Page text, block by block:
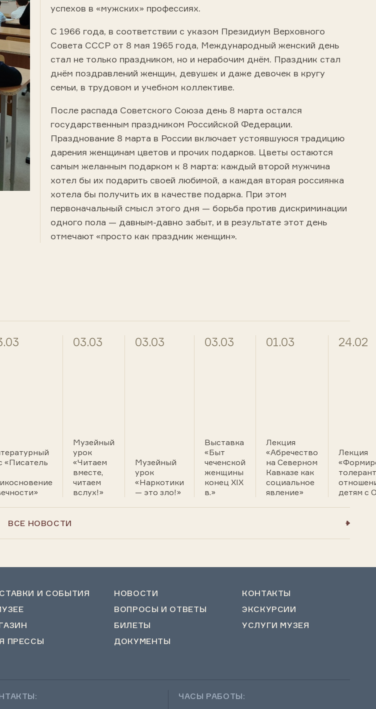
успехов в «мужских» профессиях.
С 1966 года, в соответствии с указом Президиум Верховного
Совета СССР от 8 мая 1965 года, Международный женский день
стал не только праздником, но и нерабочим днём. Праздник стал
днём поздравлений женщин, девушек и даже девочек в кругу
семьи, в трудовом и учебном коллективе.
После распада Советского Союза день 8 марта остался
государственным праздником Российской Федерации.
Празднование 8 марта в России включает устоявшуюся традицию
дарения женщинам цветов и прочих подарков. Цветы остаются
самым желанным подарком к 8 марта: каждый второй мужчина
хотел бы их подарить своей любимой, а каждая вторая россиянка
хотела бы получить их в качестве подарка. При этом
первоначальный смысл этого дня — борьба против дискриминации
одного пола — давным-давно забыт, и в результате этот день
отмечают «просто как праздник женщин».
«Писатель
03.03
Музейный
урок
«Читаем
вместе,
читаем
вслух!»
03.03
Музейный
урок
«Наркотики
— это зло!»
03.03
Выставка
«Быт
чеченской
женщины
конец XIX
в.»
01.03
Лекция
«Абречество
на Северном
Кавказе как
социальное
явление»
24.02
Лекция
детям с
ВСЕ НОВОСТИ
И СОБЫТИЯ НОВОСТИ
КОНТАКТЫ
ВОПРОСЫ И ОТВЕТЫ
ЭКСКУРСИИ
БИЛЕТЫ
УСЛУГИ МУЗЕЯ
ПРЕССЫ
ДОКУМЕНТЫ
ЧАСЫ РАБОТЫ: